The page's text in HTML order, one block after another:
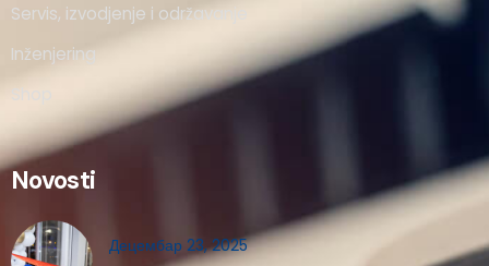
Servis, izvodjenje i održavanje
Inženjering
Shop
Novosti
Децембар 23, 2025